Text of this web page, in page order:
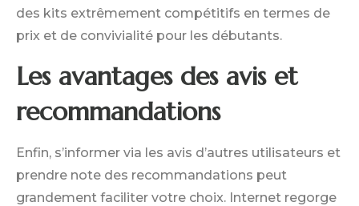
des kits extrêmement compétitifs en termes de
prix et de convivialité pour les débutants.
Les avantages des avis et
recommandations
Enfin, s’informer via les avis d’autres utilisateurs et
prendre note des recommandations peut
grandement faciliter votre choix. Internet regorge